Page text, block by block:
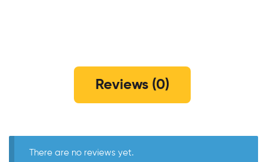
Reviews (0)
There are no reviews yet.